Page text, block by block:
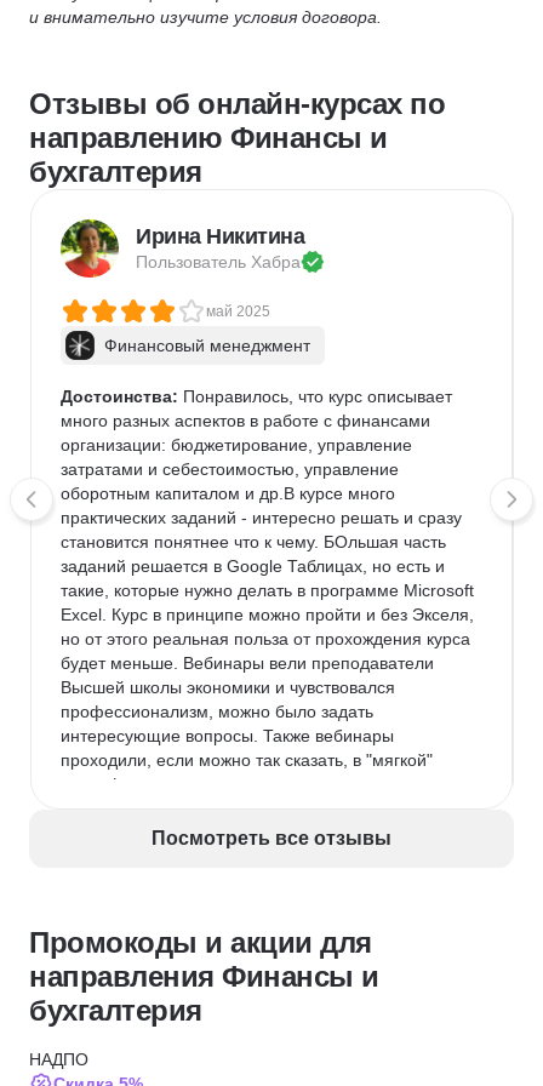
и внимательно изучите условия договора.
Отзывы об онлайн-курсах по
направлению Финансы и
бухгалтерия
Ирина Никитина
Пользователь Хабра
май 2025
Финансовый менеджмент
Достоинства: Понравилось, что курс описывает
много разных аспектов в работе с финансами
организации: бюджетирование, управление
затратами и себестоимостью, управление
оборотным капиталом и др.В курсе много
практических заданий - интересно решать и сразу
становится понятнее что к чему. БОльшая часть
заданий решается в Google Таблицах, но есть и
такие, которые нужно делать в программе Microsoft
Excel. Курс в принципе можно пройти и без Экселя,
но от этого реальная польза от прохождения курса
будет меньше. Вебинары вели преподаватели
Высшей школы экономики и чувствовался
профессионализм, можно было задать
интересующие вопросы. Также вебинары
проходили, если можно так сказать, в "мягкой"
атмосфере - если что-то не получалось у
чувствовалась поддержка и понимание.
понимаются проще и быстрее. Вместе с тем мне
не хватало "сложных" кейсов, таких как прям в
реальной жизни.
Комментарий: Для прохождения курса лучше уже
основных терминах экономики предприятия:
Посмотреть все отзывы
Промокоды и акции для
направления Финансы и
бухгалтерия
НАДПО